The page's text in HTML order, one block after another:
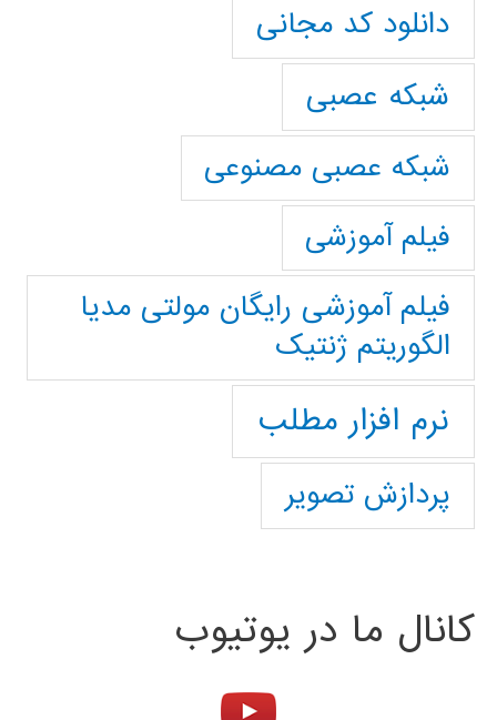
دانلود کد مجانی
شبکه عصبی
شبکه عصبی مصنوعی
فیلم آموزشی
فیلم آموزشی رایگان مولتی مدیا
الگوریتم ژنتیک
نرم افزار مطلب
پردازش تصویر
کانال ما در یوتیوب